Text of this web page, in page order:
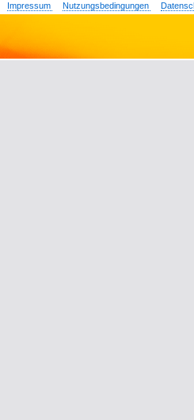
Impressum Nutzungsbedingungen